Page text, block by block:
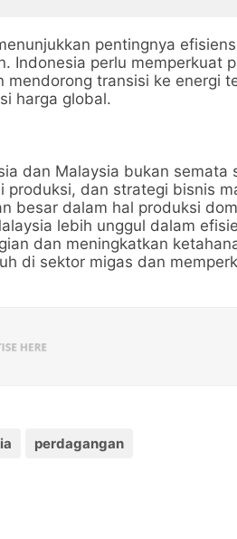
pentingnya
Indonesia perlu memperkuat
transisi ke energi
harga global.
dan Malaysia bukan semata
produksi, dan strategi bisnis
besar dalam hal produksi
lebih unggul dalam
dan meningkatkan
di sektor migas dan
perdagangan